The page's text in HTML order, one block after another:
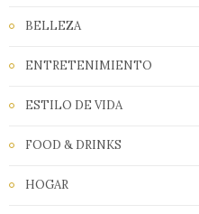
BELLEZA
ENTRETENIMIENTO
ESTILO DE VIDA
FOOD & DRINKS
HOGAR